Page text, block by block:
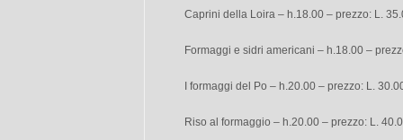
Caprini della Loira – h.18.00 – prezzo: L.
Formaggi e sidri americani – h.18.00 –
I formaggi del Po – h.20.00 – prezzo: L.
Riso al formaggio – h.20.00 – prezzo: L.